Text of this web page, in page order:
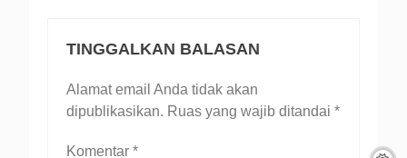
TINGGALKAN BALASAN
Alamat email Anda tidak akan
dipublikasikan. Ruas yang wajib ditandai *
Komentar *